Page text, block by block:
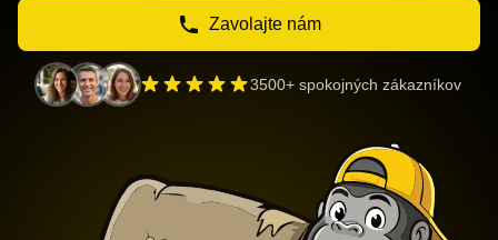
Zavolajte nám
3500+ spokojných zákazníkov